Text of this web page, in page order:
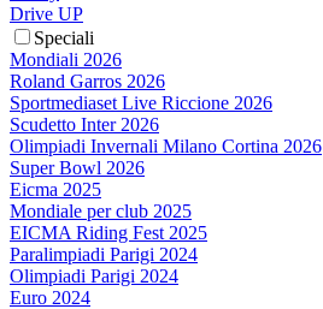
Drive UP
Speciali
Mondiali 2026
Roland Garros 2026
Sportmediaset Live Riccione 2026
Scudetto Inter 2026
Olimpiadi Invernali Milano Cortina 2026
Super Bowl 2026
Eicma 2025
Mondiale per club 2025
EICMA Riding Fest 2025
Paralimpiadi Parigi 2024
Olimpiadi Parigi 2024
Euro 2024